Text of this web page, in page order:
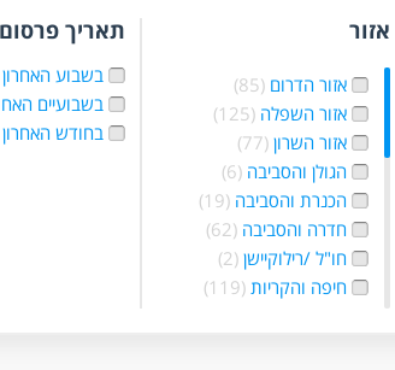
אזור
אזור הדרום (85)
אזור השפלה (125)
אזור השרון (77)
הגולן והסביבה (6)
הכנרת והסביבה (19)
חדרה והסביבה (62)
חו"ל /רילוקיישן (2)
חיפה והקריות (119)
תאריך פרסום
בשבוע האחרון
בשבועיים
בחודש האחרון